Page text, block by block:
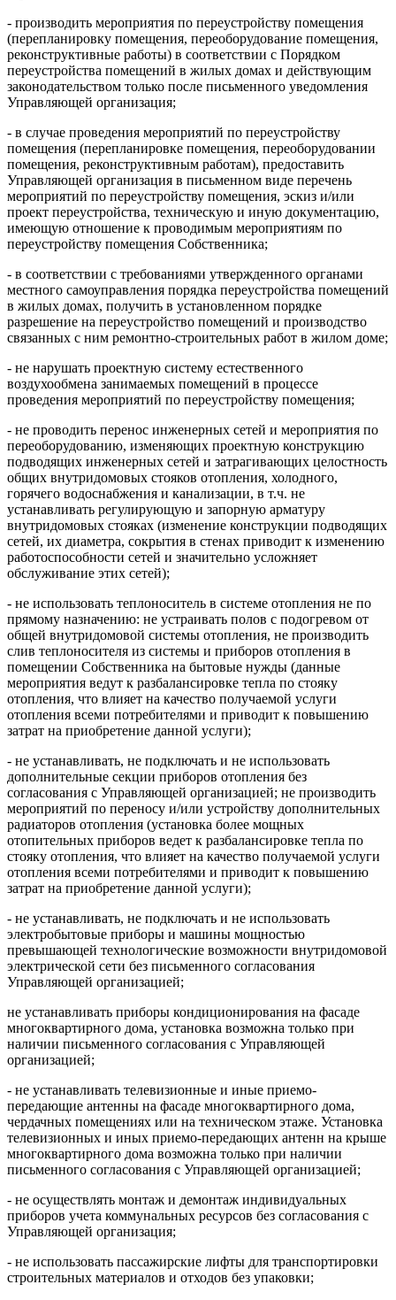
- производить мероприятия по переустройству помещения
(перепланировку помещения, переоборудование помещения,
реконструктивные работы) в соответствии с Порядком
переустройства помещений в жилых домах и действующим
законодательством только после письменного уведомления
Управляющей организация;
- в случае проведения мероприятий по переустройству
помещения (перепланировке помещения, переоборудовании
помещения, реконструктивным работам), предоставить
Управляющей организация в письменном виде перечень
мероприятий по переустройству помещения, эскиз и/или
проект переустройства, техническую и иную документацию,
имеющую отношение к проводимым мероприятиям по
переустройству помещения Собственника;
- в соответствии с требованиями утвержденного органами
местного самоуправления порядка переустройства помещений
в жилых домах, получить в установленном порядке
разрешение на переустройство помещений и производство
связанных с ним ремонтно-строительных работ в жилом доме;
- не нарушать проектную систему естественного
воздухообмена занимаемых помещений в процессе
проведения мероприятий по переустройству помещения;
- не проводить перенос инженерных сетей и мероприятия по
переоборудованию, изменяющих проектную конструкцию
подводящих инженерных сетей и затрагивающих целостность
общих внутридомовых стояков отопления, холодного,
горячего водоснабжения и канализации, в т.ч. не
устанавливать регулирующую и запорную арматуру
внутридомовых стояках (изменение конструкции подводящих
сетей, их диаметра, сокрытия в стенах приводит к изменению
работоспособности сетей и значительно усложняет
обслуживание этих сетей);
- не использовать теплоноситель в системе отопления не по
прямому назначению: не устраивать полов с подогревом от
общей внутридомовой системы отопления, не производить
слив теплоносителя из системы и приборов отопления в
помещении Собственника на бытовые нужды (данные
мероприятия ведут к разбалансировке тепла по стояку
отопления, что влияет на качество получаемой услуги
отопления всеми потребителями и приводит к повышению
затрат на приобретение данной услуги);
- не устанавливать, не подключать и не использовать
дополнительные секции приборов отопления без
согласования с Управляющей организацией; не производить
мероприятий по переносу и/или устройству дополнительных
радиаторов отопления (установка более мощных
отопительных приборов ведет к разбалансировке тепла по
стояку отопления, что влияет на качество получаемой услуги
отопления всеми потребителями и приводит к повышению
затрат на приобретение данной услуги);
- не устанавливать, не подключать и не использовать
электробытовые приборы и машины мощностью
превышающей технологические возможности внутридомовой
электрической сети без письменного согласования
Управляющей организацией;
не устанавливать приборы кондиционирования на фасаде
многоквартирного дома, установка возможна только при
наличии письменного согласования с Управляющей
организацией;
- не устанавливать телевизионные и иные приемо-
передающие антенны на фасаде многоквартирного дома,
чердачных помещениях или на техническом этаже. Установка
телевизионных и иных приемо-передающих антенн на крыше
многоквартирного дома возможна только при наличии
письменного согласования с Управляющей организацией;
- не осуществлять монтаж и демонтаж индивидуальных
приборов учета коммунальных ресурсов без согласования с
Управляющей организация;
- не использовать пассажирские лифты для транспортировки
строительных материалов и отходов без упаковки;